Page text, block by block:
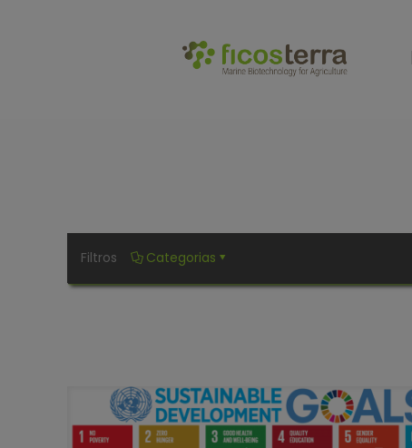
.
Filtros Categorias